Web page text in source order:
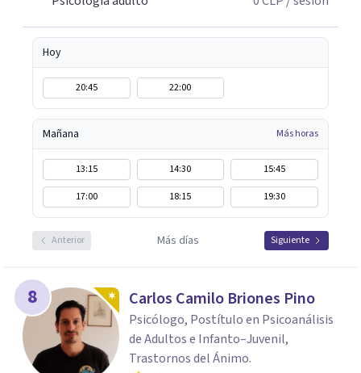
Hoy
20:45 22:00
Mañana Más horas
13:15 14:30
15:45
17:00
18:15 19:30
Anterior Más días Siguiente
8 Carlos Camilo Briones Pino
Psicólogo, Postítulo en Psicoanálisis
de Adultos e Infanto–Juvenil,
Trastornos del Ánimo.